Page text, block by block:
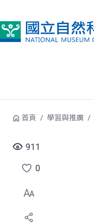
首頁 學習與推廣
911
點
選
喜
0